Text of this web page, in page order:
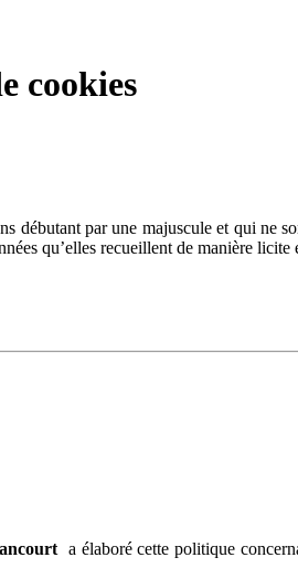
cookies
débutant par une majuscule et qui ne
qu’elles recueillent de manière licite
a élaboré cette politique